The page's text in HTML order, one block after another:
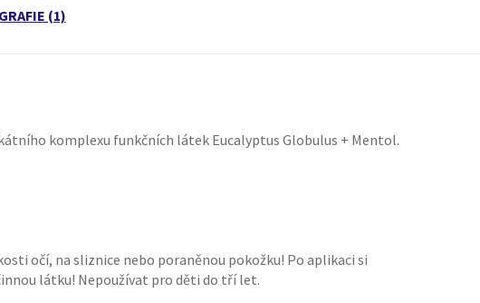
(1)
komplexu funkčních látek Eucalyptus Globulus + Mentol.
očí, na sliznice nebo poraněnou pokožku! Po aplikaci si
látku! Nepoužívat pro děti do tří let.